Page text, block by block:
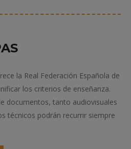
la Real Federación Española de
los criterios de enseñanza.
documentos, tanto audiovisuales
técnicos podrán recurrir siempre